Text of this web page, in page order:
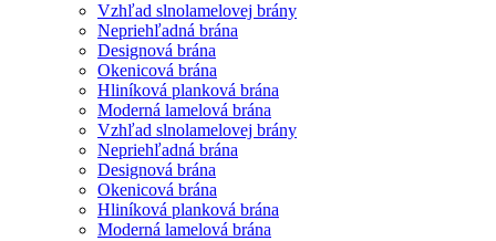
Vzhľad slnolamelovej brány
Nepriehľadná brána
Designová brána
Okenicová brána
Hliníková planková brána
Moderná lamelová brána
Vzhľad slnolamelovej brány
Nepriehľadná brána
Designová brána
Okenicová brána
Hliníková planková brána
Moderná lamelová brána